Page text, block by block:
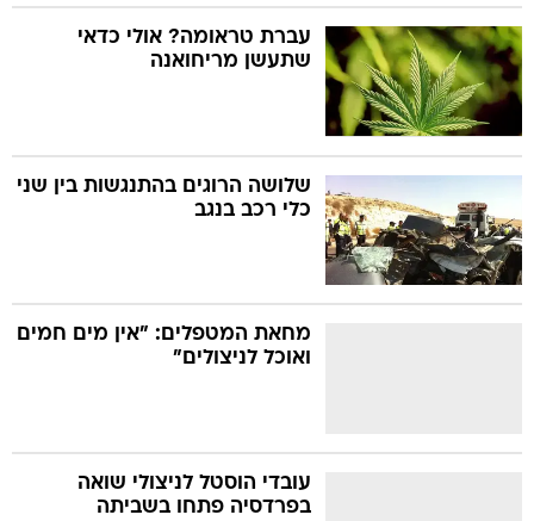
עברת טראומה? אולי כדאי
שתעשן מריחואנה
שלושה הרוגים בהתנגשות בין שני
כלי רכב בנגב
מחאת המטפלים: "אין מים חמים
ואוכל לניצולים"
עובדי הוסטל לניצולי שואה
בפרדסיה פתחו בשביתה